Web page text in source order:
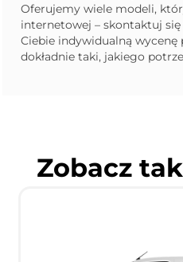
Oferujemy wiele modeli,
internetowej – skontaktuj
Ciebie indywidualną wycenę
dokładnie taki, jakiego
Zobacz